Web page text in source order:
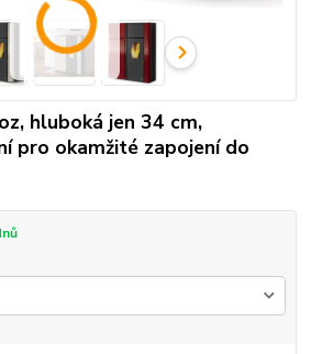
hluboká jen 34 cm,
pro okamžité zapojení do